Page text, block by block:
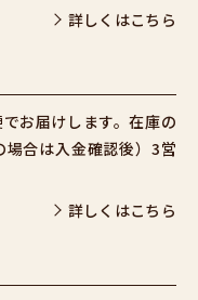
詳しくはこちら
お届けします。在庫の
合は入金確認後）3営
詳しくはこちら